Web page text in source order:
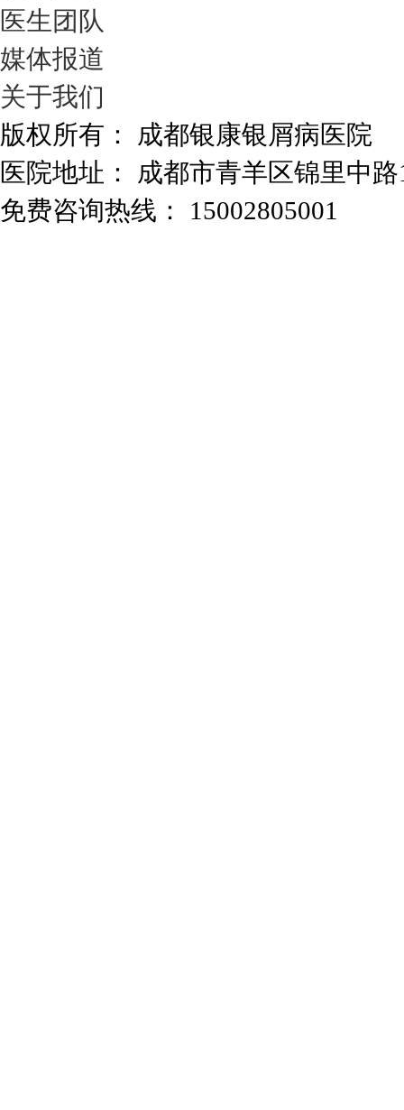
医生团队
媒体报道
关于我们
版权所有： 成都银康银屑病医院
医院地址： 成都市青羊区锦里中
免费咨询热线： 15002805001